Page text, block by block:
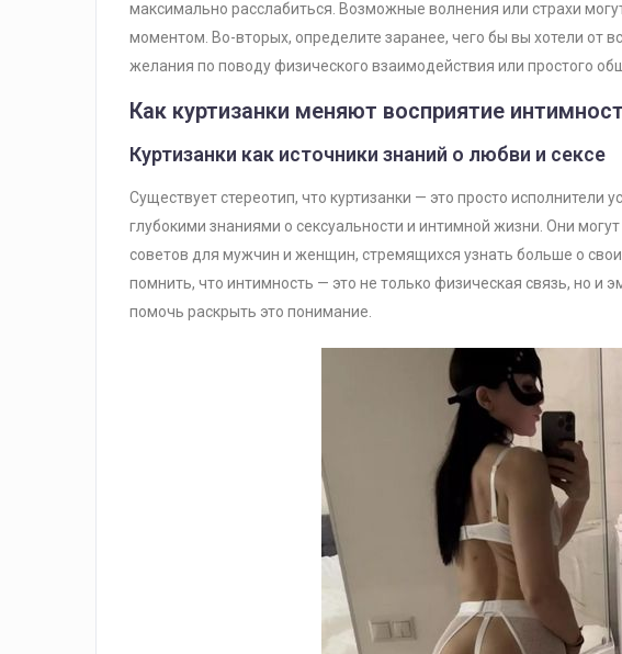
максимально расслабиться. Возможные волнения или страхи
моментом. Во-вторых, определите заранее, чего бы вы хотели от
желания по поводу физического взаимодействия или простого
Как куртизанки меняют восприятие
Куртизанки как источники знаний о любви и сексе
Существует стереотип, что куртизанки — это просто исполнители
глубокими знаниями о сексуальности и интимной жизни. Они
советов для мужчин и женщин, стремящихся узнать больше о
помнить, что интимность — это не только физическая связь, но и
помочь раскрыть это понимание.